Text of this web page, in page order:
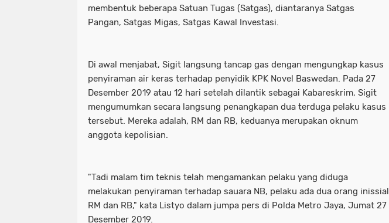
membentuk beberapa Satuan Tugas (Satgas), diantaranya Satgas
Pangan, Satgas Migas, Satgas Kawal Investasi.
Di awal menjabat, Sigit langsung tancap gas dengan mengungkap kasus
penyiraman air keras terhadap penyidik KPK Novel Baswedan. Pada 27
Desember 2019 atau 12 hari setelah dilantik sebagai Kabareskrim, Sigit
mengumumkan secara langsung penangkapan dua terduga pelaku kasus
tersebut. Mereka adalah, RM dan RB, keduanya merupakan oknum
anggota kepolisian.
"Tadi malam tim teknis telah mengamankan pelaku yang diduga
melakukan penyiraman terhadap sauara NB, pelaku ada dua orang inissial
RM dan RB," kata Listyo dalam jumpa pers di Polda Metro Jaya, Jumat 27
Desember 2019.